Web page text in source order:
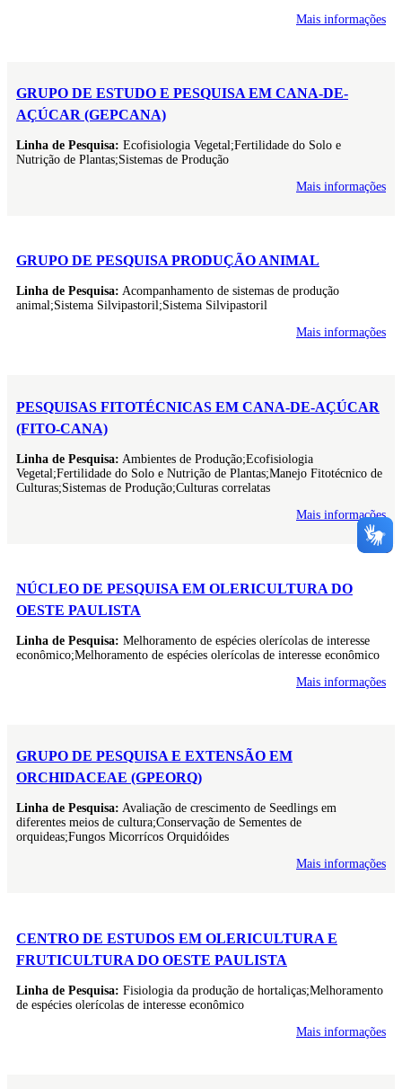
Mais informações
GRUPO DE ESTUDO E PESQUISA EM CANA-DE-
AÇÚCAR (GEPCANA)
Linha de Pesquisa: Ecofisiologia Vegetal;Fertilidade do Solo e
Nutrição de Plantas;Sistemas de Produção
Mais informações
GRUPO DE PESQUISA PRODUÇÃO ANIMAL
Linha de Pesquisa: Acompanhamento de sistemas de produção
animal;Sistema Silvipastoril;Sistema Silvipastoril
Mais informações
PESQUISAS FITOTÉCNICAS EM CANA-DE-AÇÚCAR
(FITO-CANA)
Linha de Pesquisa: Ambientes de Produção;Ecofisiologia
Vegetal;Fertilidade do Solo e Nutrição de Plantas;Manejo Fitotécnico de
Culturas;Sistemas de Produção;Culturas correlatas
Mais informações
NÚCLEO DE PESQUISA EM OLERICULTURA DO
OESTE PAULISTA
Linha de Pesquisa: Melhoramento de espécies olerícolas de interesse
econômico;Melhoramento de espécies olerícolas de interesse econômico
Mais informações
GRUPO DE PESQUISA E EXTENSÃO EM
ORCHIDACEAE (GPEORQ)
Linha de Pesquisa: Avaliação de crescimento de Seedlings em
diferentes meios de cultura;Conservação de Sementes de
orquideas;Fungos Micorrícos Orquidóides
Mais informações
CENTRO DE ESTUDOS EM OLERICULTURA E
FRUTICULTURA DO OESTE PAULISTA
Linha de Pesquisa: Fisiologia da produção de hortaliças;Melhoramento
de espécies olerícolas de interesse econômico
Mais informações